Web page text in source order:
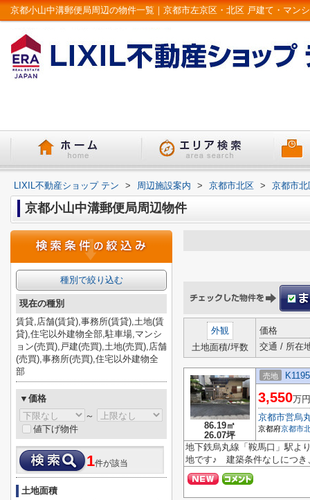
LIXIL不動産ショップ テン > 周辺施設案内 > 京都市北区 > 京都市
京都小山中溝郵便局周辺物件
外観
土地面積/坪数
価格
交通 / 所在
86.19㎡
26.07坪
売地
3,550万円
京都市営烏
京都府京都市
地下鉄烏丸線「鞍馬口」駅よ
地です♪ 建築条件なしにつき
種別で絞り込む
現在の種別
賃貸,店舗(賃貸),事務所(賃貸),土地(賃
貸),住宅以外建物全部,駐車場,マンシ
ョン(売買),戸建(売買),土地(売買),店舗
(売買),事務所(売買),住宅以外建物全
部
▼価格
～
値下げ物件
1件が該当
土地面積